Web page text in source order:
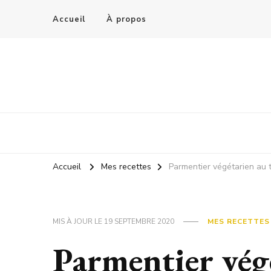
Accueil À propos
Accueil Mes recettes Parmentier végétarien au
MIS À JOUR LE 19 SEPTEMBRE 2020 MES RECETTES
Parmentier